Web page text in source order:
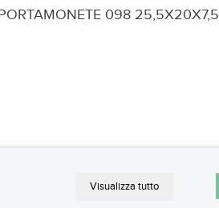
098 25,5X20X7,5
Visualizza tutto